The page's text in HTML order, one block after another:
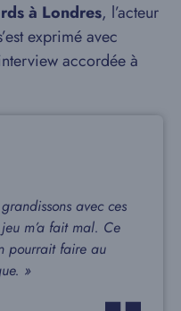
à Londres, l’acteur
exprimé avec
accordée à
avec ces
m’a fait mal. Ce
pourrait faire au
»